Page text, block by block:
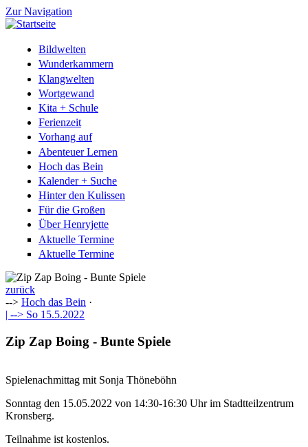
Zur Navigation
Bildwelten
Wunderkammern
Klangwelten
Wortgewand
Kita + Schule
Ferienzeit
Vorhang auf
Abenteuer Lernen
Hoch das Bein
Kalender + Suche
Hinter den Kulissen
Für die Großen
Über Henryjette
Aktuelle Termine
Aktuelle Termine
zurück
--> Hoch das Bein ·
| --> So 15.5.2022
Zip Zap Boing - Bunte Spiele
Spielenachmittag mit Sonja Thöneböhn
Sonntag den 15.05.2022 von 14:30-16:30 Uhr im Stadtteilzentrum
Kronsberg.
Teilnahme ist kostenlos.